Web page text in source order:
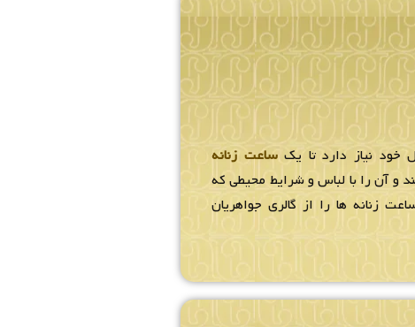
خود نیاز دارد تا یکساعت زنانه
و آن را با لباس و شرایط محیطی که
زنانه ها را از گالری جواهریان